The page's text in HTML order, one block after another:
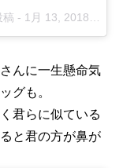
稿 - 1月 13, 2018 at 4:47午前 PST
んに一生懸命気
グも。
君らに似ている
と君の方が鼻が